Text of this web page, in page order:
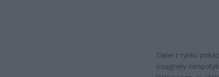
Dane z rynku
osiągnęły